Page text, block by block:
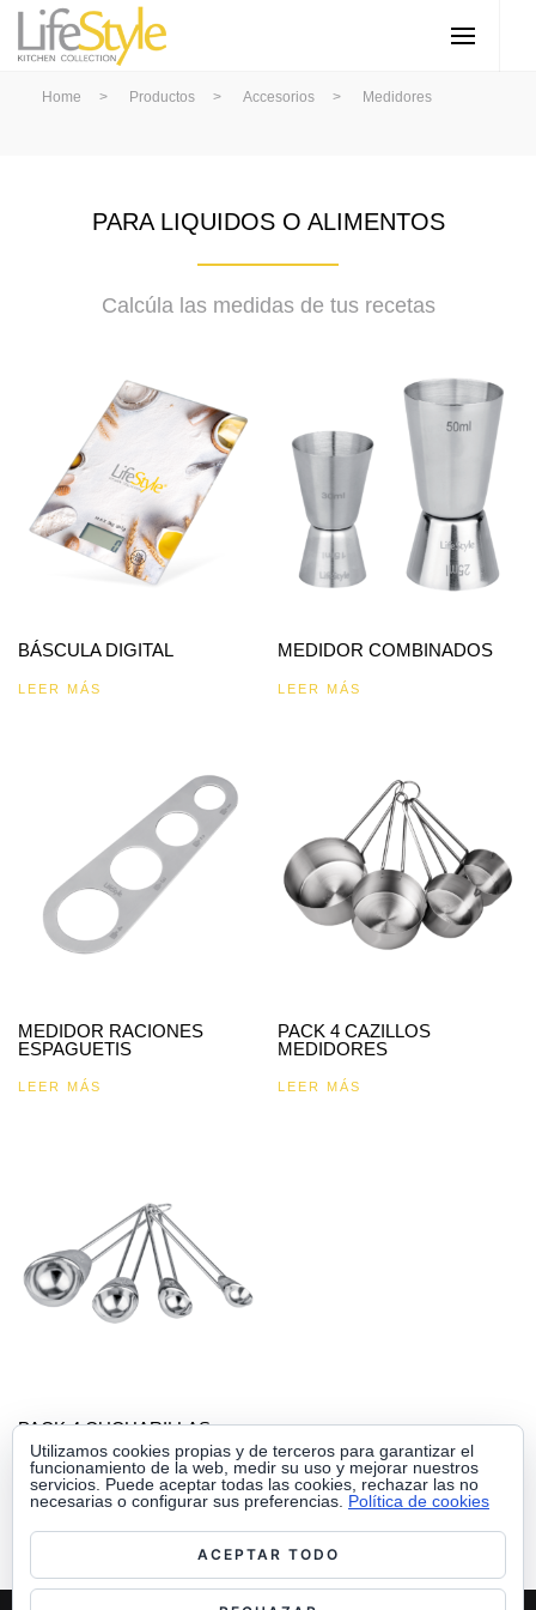
Home > Productos > Accesorios > Medidores
PARA LIQUIDOS O ALIMENTOS
Calcúla las medidas de tus recetas
BÁSCULA DIGITAL
LEER MÁS
MEDIDOR COMBINADOS
LEER MÁS
MEDIDOR RACIONES
ESPAGUETIS
LEER MÁS
PACK 4 CAZILLOS
MEDIDORES
LEER MÁS
PACK 4 CUCHARILLAS
MEDIDORAS
LEER MÁS
Utilizamos cookies propias y de terceros para garantizar el
funcionamiento de la web, medir su uso y mejorar nuestros
servicios. Puede aceptar todas las cookies, rechazar las no
necesarias o configurar sus preferencias. Política de cookies
ACEPTAR TODO